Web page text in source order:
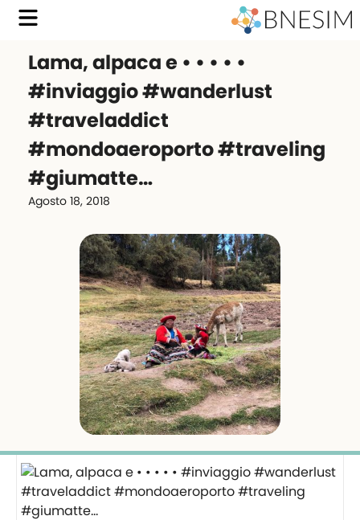
Lama, alpaca e • • • • •
#inviaggio #wanderlust
#traveladdict
#mondoaeroporto #traveling
#giumatte…
Agosto 18, 2018